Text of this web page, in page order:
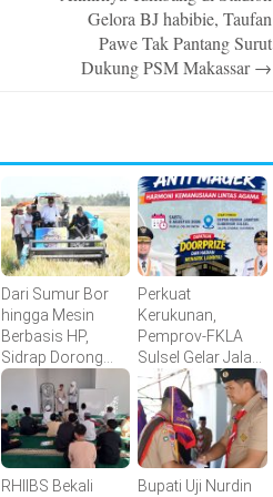
Gelora BJ habibie, Taufan
Pawe Tak Pantang Surut
Dukung PSM Makassar→
Dari Sumur Bor
hingga Mesin
Berbasis HP,
Sidrap Dorong
Inovasi Pertanian
Perkuat
Kerukunan,
Pemprov-FKLA
Sulsel Gelar Jalan
Sehat Anti Mager
Harmoni
Kemanusiaan
Lintas Agama
RHIIBS Bekali Bupati Uji Nurdin